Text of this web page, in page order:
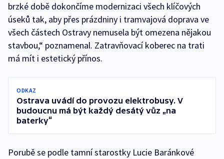
brzké době dokončíme modernizaci všech klíčových
úseků tak, aby přes prázdniny i tramvajová doprava ve
všech částech Ostravy nemusela být omezena nějakou
stavbou,“ poznamenal. Zatravňovací koberec na trati
má mít i estetický přínos.
ODKAZ
Ostrava uvádí do provozu elektrobusy. V
budoucnu má být každý desátý vůz „na
baterky“
Porubě se podle tamní starostky Lucie Baránkové